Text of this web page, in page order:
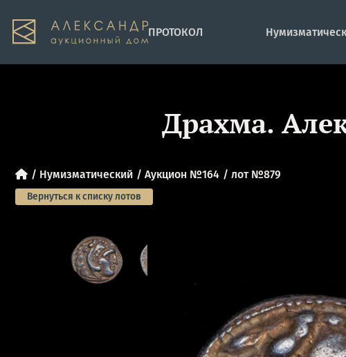
ПРОТОКОЛ
Драхма.
Нумизматический Аукцион №164 лот №879
Вернуться к списку лотов